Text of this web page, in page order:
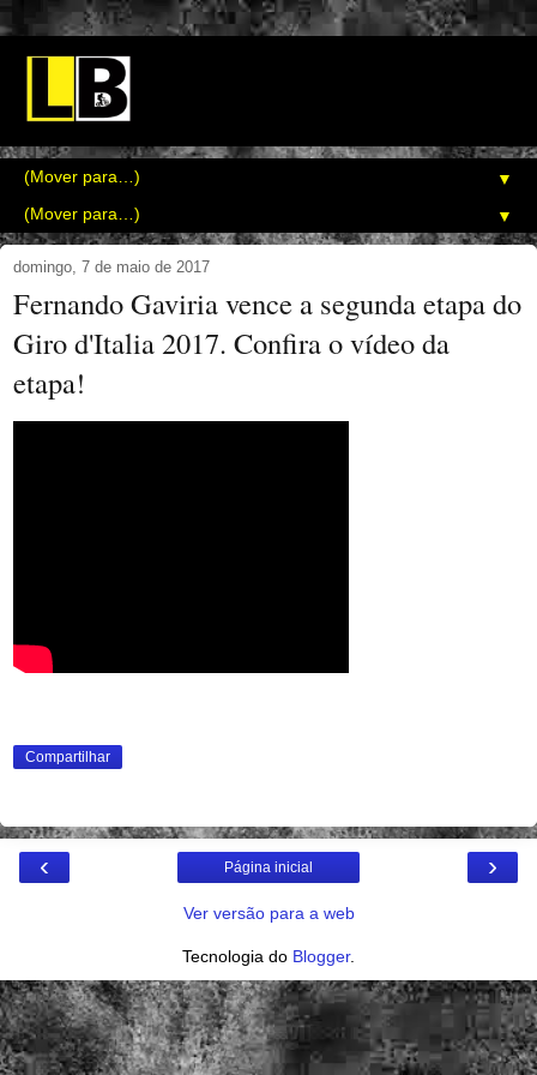
▼
▼
domingo, 7 de maio de 2017
Fernando Gaviria vence a segunda etapa do
Giro d'Italia 2017. Confira o vídeo da
etapa!
Compartilhar
‹ ›
Página inicial
Ver versão para a web
Tecnologia do Blogger.